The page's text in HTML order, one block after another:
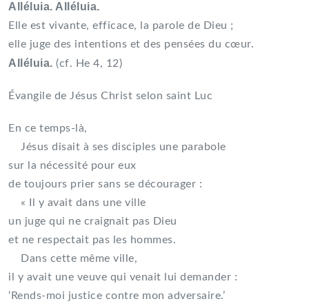
Alléluia. Alléluia.
Elle est vivante, efficace, la parole de Dieu ;
elle juge des intentions et des pensées du cœur.
Alléluia. (cf. He 4, 12)
Évangile de Jésus Christ selon saint Luc
En ce temps-là,
Jésus disait à ses disciples une parabole
sur la nécessité pour eux
de toujours prier sans se décourager :
« Il y avait dans une ville
un juge qui ne craignait pas Dieu
et ne respectait pas les hommes.
Dans cette même ville,
il y avait une veuve qui venait lui demander :
‘Rends-moi justice contre mon adversaire.’